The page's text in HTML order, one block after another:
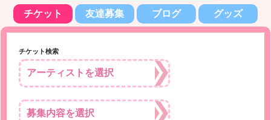
チケット 友達募集 ブログ グッズ
チケット検索